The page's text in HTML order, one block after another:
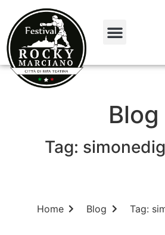
Blog
Tag:
Home Blog Tag: